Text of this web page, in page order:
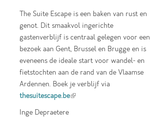
The Suite Escape is een baken van rust en
genot. Dit smaakvol ingerichte
gastenverblijf is centraal gelegen voor een
bezoek aan Gent, Brussel en Brugge en is
eveneens de ideale start voor wandel- en
fietstochten aan de rand van de Vlaamse
Ardennen. Boek je verblijf via
thesuitescape.be(link is external)
Inge Depraetere